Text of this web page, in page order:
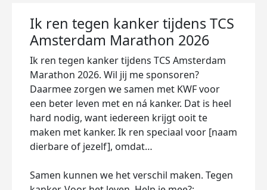
Ik ren tegen kanker tijdens TCS
Amsterdam Marathon 2026
Ik ren tegen kanker tijdens TCS Amsterdam
Marathon 2026. Wil jij me sponsoren?
Daarmee zorgen we samen met KWF voor
een beter leven met en ná kanker. Dat is heel
hard nodig, want iedereen krijgt ooit te
maken met kanker. Ik ren speciaal voor [naam
dierbare of jezelf], omdat…
Samen kunnen we het verschil maken. Tegen